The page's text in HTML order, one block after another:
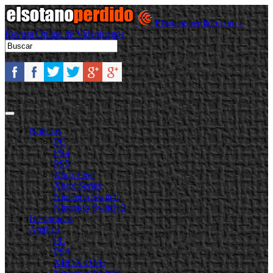
Elsotanoperdido.com -
Revista Online de Videojuegos
Noticias
PC
PS4
PS5
Xbox One
Xbox Series
Nintendo Switch
Nintendo Switch 2
Destacadas
Análisis
PC
PS4
XBOX ONE